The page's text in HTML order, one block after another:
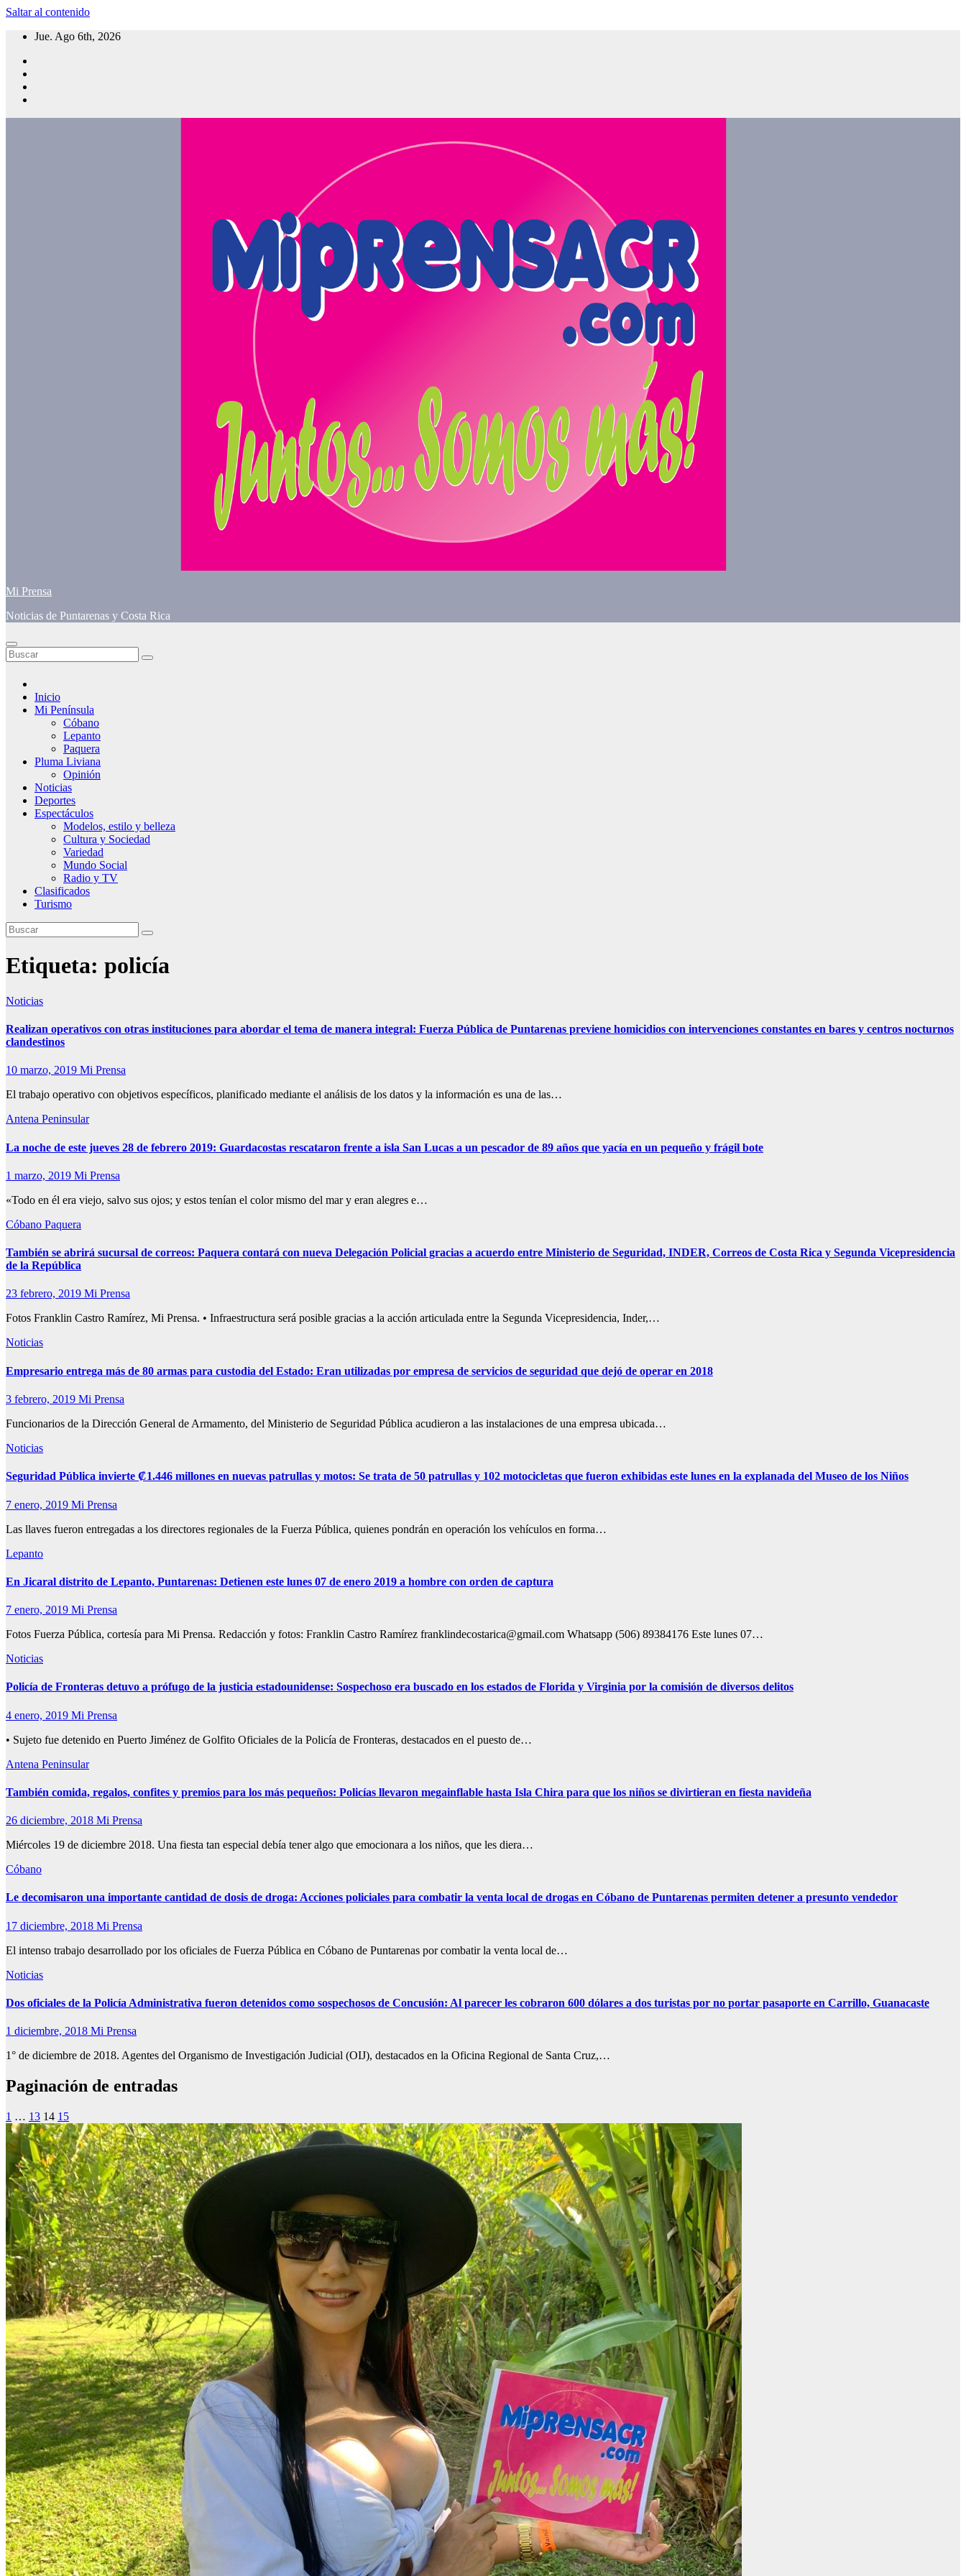
Saltar al contenido
Jue. Ago 6th, 2026
Mi Prensa
Noticias de Puntarenas y Costa Rica
Inicio
Mi Península
Cóbano
Lepanto
Paquera
Pluma Liviana
Opinión
Noticias
Deportes
Espectáculos
Modelos, estilo y belleza
Cultura y Sociedad
Variedad
Mundo Social
Radio y TV
Clasificados
Turismo
Etiqueta: policía
Noticias
Realizan operativos con otras instituciones para abordar el tema de manera integral: Fuerza Pública de Puntarenas previene homicidios con intervenciones constantes en bares y centros nocturnos
clandestinos
10 marzo, 2019 Mi Prensa
El trabajo operativo con objetivos específicos, planificado mediante el análisis de los datos y la información es una de las…
Antena Peninsular
La noche de este jueves 28 de febrero 2019: Guardacostas rescataron frente a isla San Lucas a un pescador de 89 años que yacía en un pequeño y frágil bote
1 marzo, 2019 Mi Prensa
«Todo en él era viejo, salvo sus ojos; y estos tenían el color mismo del mar y eran alegres e…
Cóbano Paquera
También se abrirá sucursal de correos: Paquera contará con nueva Delegación Policial gracias a acuerdo entre Ministerio de Seguridad, INDER, Correos de Costa Rica y Segunda Vicepresidencia
de la República
23 febrero, 2019 Mi Prensa
Fotos Franklin Castro Ramírez, Mi Prensa. • Infraestructura será posible gracias a la acción articulada entre la Segunda Vicepresidencia, Inder,…
Noticias
Empresario entrega más de 80 armas para custodia del Estado: Eran utilizadas por empresa de servicios de seguridad que dejó de operar en 2018
3 febrero, 2019 Mi Prensa
Funcionarios de la Dirección General de Armamento, del Ministerio de Seguridad Pública acudieron a las instalaciones de una empresa ubicada…
Noticias
Seguridad Pública invierte ₡1.446 millones en nuevas patrullas y motos: Se trata de 50 patrullas y 102 motocicletas que fueron exhibidas este lunes en la explanada del Museo de los Niños
7 enero, 2019 Mi Prensa
Las llaves fueron entregadas a los directores regionales de la Fuerza Pública, quienes pondrán en operación los vehículos en forma…
Lepanto
En Jicaral distrito de Lepanto, Puntarenas: Detienen este lunes 07 de enero 2019 a hombre con orden de captura
7 enero, 2019 Mi Prensa
Fotos Fuerza Pública, cortesía para Mi Prensa. Redacción y fotos: Franklin Castro Ramírez franklindecostarica@gmail.com Whatsapp (506) 89384176 Este lunes 07…
Noticias
Policía de Fronteras detuvo a prófugo de la justicia estadounidense: Sospechoso era buscado en los estados de Florida y Virginia por la comisión de diversos delitos
4 enero, 2019 Mi Prensa
• Sujeto fue detenido en Puerto Jiménez de Golfito Oficiales de la Policía de Fronteras, destacados en el puesto de…
Antena Peninsular
También comida, regalos, confites y premios para los más pequeños: Policías llevaron megainflable hasta Isla Chira para que los niños se divirtieran en fiesta navideña
26 diciembre, 2018 Mi Prensa
Miércoles 19 de diciembre 2018. Una fiesta tan especial debía tener algo que emocionara a los niños, que les diera…
Cóbano
Le decomisaron una importante cantidad de dosis de droga: Acciones policiales para combatir la venta local de drogas en Cóbano de Puntarenas permiten detener a presunto vendedor
17 diciembre, 2018 Mi Prensa
El intenso trabajo desarrollado por los oficiales de Fuerza Pública en Cóbano de Puntarenas por combatir la venta local de…
Noticias
Dos oficiales de la Policía Administrativa fueron detenidos como sospechosos de Concusión: Al parecer les cobraron 600 dólares a dos turistas por no portar pasaporte en Carrillo, Guanacaste
1 diciembre, 2018 Mi Prensa
1° de diciembre de 2018. Agentes del Organismo de Investigación Judicial (OIJ), destacados en la Oficina Regional de Santa Cruz,…
Paginación de entradas
1 … 13 14 15